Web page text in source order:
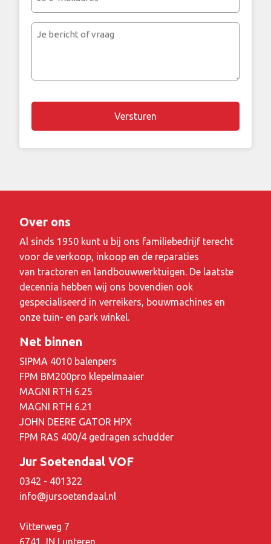
mailadres
Je
Over ons
Al sinds 1950 kunt u bij ons familiebedrijf terecht
voor de verkoop, inkoop en de reparaties
van tractoren en landbouwwerktuigen. De laatste
decennia hebben wij ons bovendien ook
gespecialiseerd in verreikers, bouwmachines en
onze tuin- en park winkel.
Net binnen
SIPMA 4010 balenpers
FPM BM200pro klepelmaaier
MAGNI RTH 6.25
MAGNI RTH 6.21
JOHN DEERE GATOR HPX
FPM RAS 400/4 gedragen schudder
Jur Soetendaal VOF
0342 - 401322
info@jursoetendaal.nl
Vitterweg 7
6741 JN Lunteren